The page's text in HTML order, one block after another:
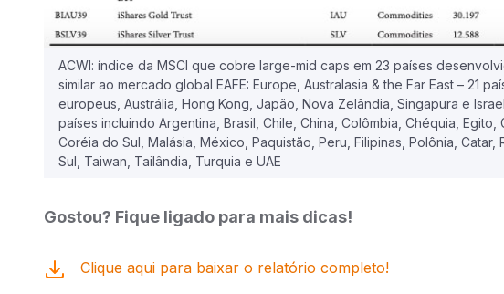
ACWI: índice da MSCI que cobre large-mid caps em 23 países
similar ao mercado global EAFE: Europe, Australasia & the Far East – 21
europeus, Austrália, Hong Kong, Japão, Nova Zelândia, Singapura e
países incluindo Argentina, Brasil, Chile, China, Colômbia, Chéquia, Egito,
Coréia do Sul, Malásia, México, Paquistão, Peru, Filipinas, Polônia, Catar,
Sul, Taiwan, Tailândia, Turquia e UAE
Gostou? Fique ligado para mais dicas!
Clique aqui para baixar o relatório completo!